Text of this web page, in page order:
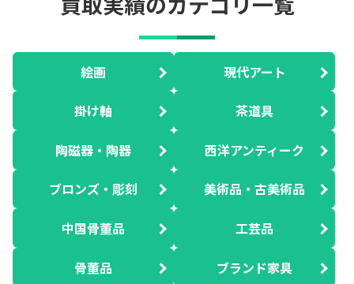
絵画 現代アート
掛け軸 茶道具
陶磁器・陶器 西洋アンティーク
ブロンズ・彫刻 美術品・古美術品
中国骨董品 工芸品
骨董品 ブランド家具